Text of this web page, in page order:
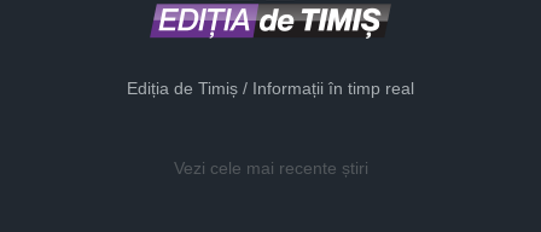
Ediția de Timiș / Informații în timp real
Vezi cele mai recente știri